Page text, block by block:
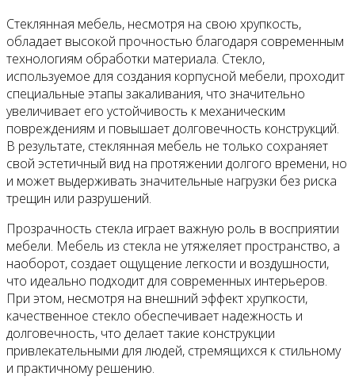
Стеклянная мебель, несмотря на свою хрупкость,
обладает высокой прочностью благодаря современным
технологиям обработки материала. Стекло,
используемое для создания корпусной мебели, проходит
специальные этапы закаливания, что значительно
увеличивает его устойчивость к механическим
повреждениям и повышает долговечность конструкций.
В результате, стеклянная мебель не только сохраняет
свой эстетичный вид на протяжении долгого времени, но
и может выдерживать значительные нагрузки без риска
трещин или разрушений.
Прозрачность стекла играет важную роль в восприятии
мебели. Мебель из стекла не утяжеляет пространство, а
наоборот, создает ощущение легкости и воздушности,
что идеально подходит для современных интерьеров.
При этом, несмотря на внешний эффект хрупкости,
качественное стекло обеспечивает надежность и
долговечность, что делает такие конструкции
привлекательными для людей, стремящихся к стильному
и практичному решению.